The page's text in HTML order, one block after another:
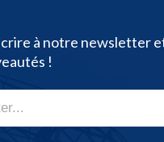
à notre newsletter
!